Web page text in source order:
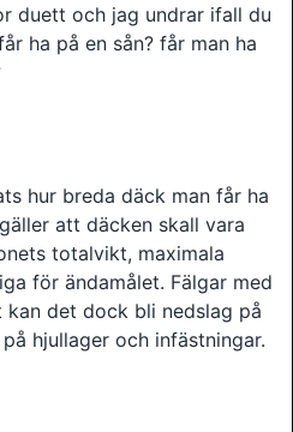
duett och jag undrar ifall du
ha på en sån? får man ha
hur breda däck man får ha
att däcken skall vara
totalvikt, maximala
för ändamålet. Fälgar med
det dock bli nedslag på
hjullager och infästningar.